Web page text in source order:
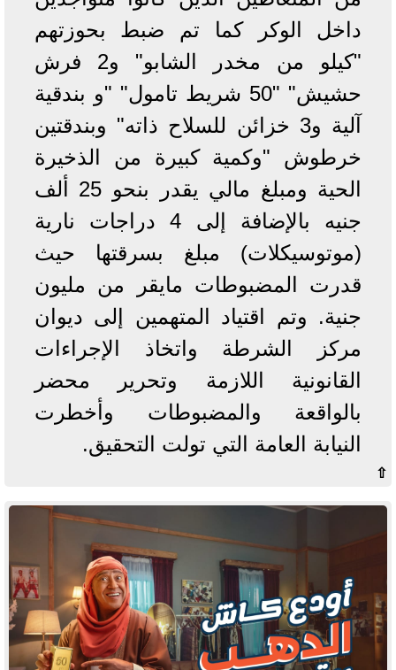
داخل الوكر كما تم ضبط بحوزتهم
"كيلو من مخدر الشابو" و2 فرش
حشيش" "50 شريط تامول" "و بندقية
آلية و3 خزائن للسلاح ذاته" وبندقتين
خرطوش "وكمية كبيرة من الذخيرة
الحية ومبلغ مالي يقدر بنحو 25 ألف
جنيه بالإضافة إلى 4 دراجات نارية
(موتوسيكلات) مبلغ بسرقتها حيث
قدرت المضبوطات مايقر من مليون
جنية. وتم اقتياد المتهمين إلى ديوان
مركز الشرطة واتخاذ الإجراءات
القانونية اللازمة وتحرير محضر
بالواقعة والمضبوطات وأخطرت
النيابة العامة التي تولت التحقيق.
⇧